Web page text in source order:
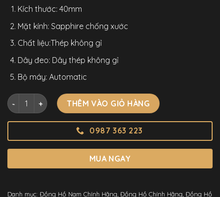
Kích thước: 40mm
Mặt kính: Sapphire chống xước
Chất liệu:Thép không gỉ
Dây đeo: Dây thép không gỉ
Bộ máy: Automatic
Đồng Hồ Mark Fairwhale 5610 Chính Hãng Nam Dây Thép
THÊM VÀO GIỎ HÀNG
0987 363 223
MUA NGAY
Danh mục: Đồng Hồ Nam Chính Hãng Đồng Hồ Chính Hãng Đồng Hồ